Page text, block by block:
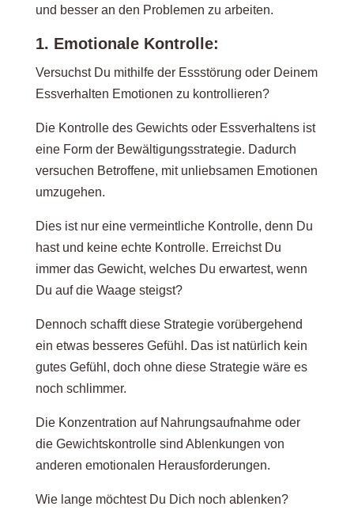
und besser an den Problemen zu arbeiten.
1. Emotionale Kontrolle:
Versuchst Du mithilfe der Essstörung oder Deinem
Essverhalten Emotionen zu kontrollieren?
Die Kontrolle des Gewichts oder Essverhaltens ist
eine Form der Bewältigungsstrategie. Dadurch
versuchen Betroffene, mit unliebsamen Emotionen
umzugehen.
Dies ist nur eine vermeintliche Kontrolle, denn Du
hast und keine echte Kontrolle. Erreichst Du
immer das Gewicht, welches Du erwartest, wenn
Du auf die Waage steigst?
Dennoch schafft diese Strategie vorübergehend
ein etwas besseres Gefühl. Das ist natürlich kein
gutes Gefühl, doch ohne diese Strategie wäre es
noch schlimmer.
Die Konzentration auf Nahrungsaufnahme oder
die Gewichtskontrolle sind Ablenkungen von
anderen emotionalen Herausforderungen.
Wie lange möchtest Du Dich noch ablenken?